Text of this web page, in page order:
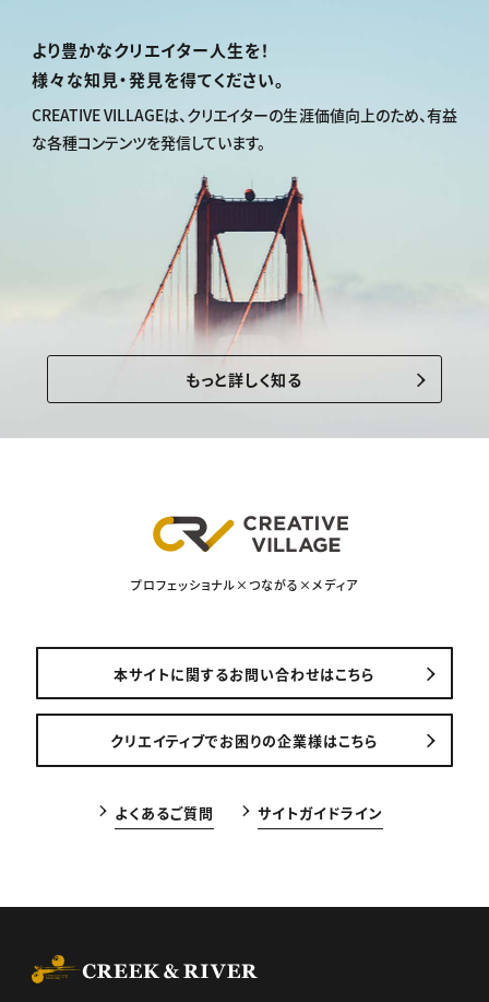
より豊かなクリエイター人生を！
様々な知見・発見を得てください。
CREATIVE VILLAGEは、クリエイターの生涯価値向上のため、有益
な各種コンテンツを発信しています。
もっと詳しく知る
プロフェッショナル×つながる×メディア
本サイトに関するお問い合わせはこちら
クリエイティブでお困りの企業様はこちら
よくあるご質問 サイトガイドライン